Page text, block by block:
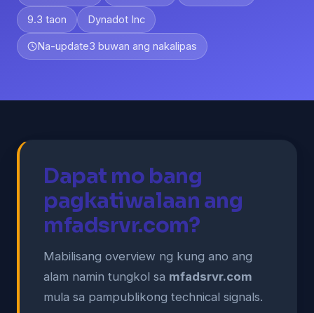
9.3 taon Dynadot Inc
Na-update3 buwan ang nakalipas
Dapat mo bang
pagkatiwalaan ang
mfadsrvr.com?
Mabilisang overview ng kung ano ang
alam namin tungkol sa mfadsrvr.com
mula sa pampublikong technical signals.